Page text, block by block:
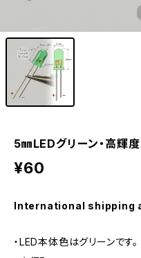
5㎜LEDグリーン・高輝度
¥60
International shipping
・LED本体色はグリーンです。